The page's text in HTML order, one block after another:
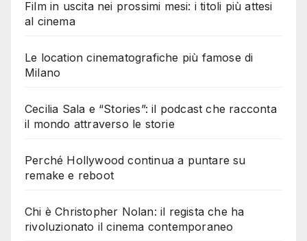
Film in uscita nei prossimi mesi: i titoli più attesi
al cinema
Le location cinematografiche più famose di
Milano
Cecilia Sala e “Stories”: il podcast che racconta
il mondo attraverso le storie
Perché Hollywood continua a puntare su
remake e reboot
Chi è Christopher Nolan: il regista che ha
rivoluzionato il cinema contemporaneo